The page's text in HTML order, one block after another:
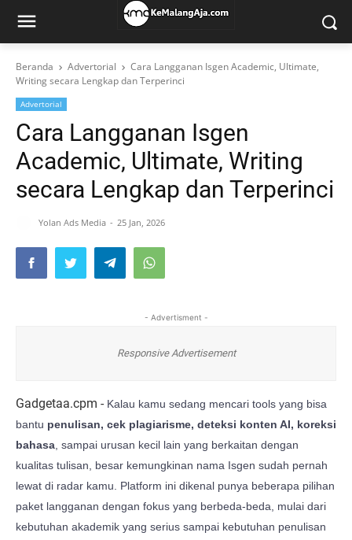
Beranda Advertorial
Cara Langganan Isgen Academic, Ultimate,
Writing secara Lengkap dan Terperinci
Advertorial
Cara Langganan Isgen
Academic, Ultimate, Writing
secara Lengkap dan Terperinci
Yolan Ads Media 25 Jan, 2026
- Advertisment -
Responsive Advertisement
Gadgetaa.cpm - Kalau kamu sedang mencari tools yang bisa
bantu penulisan, cek plagiarisme, deteksi konten AI, koreksi
bahasa, sampai urusan kecil lain yang berkaitan dengan
kualitas tulisan, besar kemungkinan nama Isgen sudah pernah
lewat di radar kamu. Platform ini dikenal punya beberapa pilihan
paket langganan dengan fokus yang berbeda-beda, mulai dari
kebutuhan akademik yang serius sampai kebutuhan penulisan